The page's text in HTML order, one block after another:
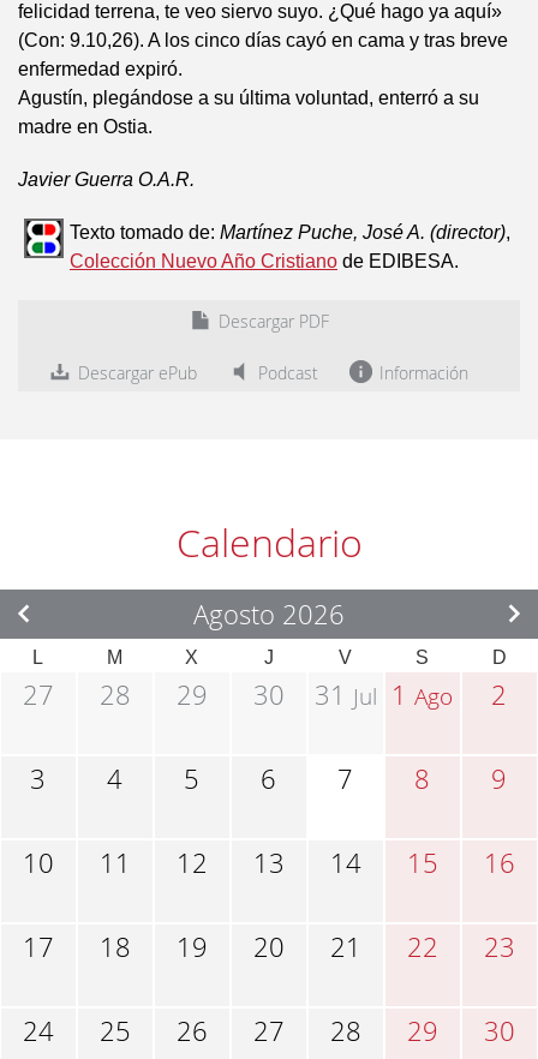
felicidad terrena, te veo siervo suyo. ¿Qué hago ya aquí»
(Con: 9.10,26). A los cinco días cayó en cama y tras breve
enfermedad expiró.
Agustín, plegándose a su última voluntad, enterró a su
madre en Ostia.
Javier Guerra O.A.R.
Texto tomado de: Martínez Puche, José A. (director),
Colección Nuevo Año Cristiano de EDIBESA.
Descargar PDF
Descargar ePub Podcast Información
Calendario
Agosto 2026
L M X J V S D
27 28 29 30 31 Jul 1Ago 2
3 4 5 6 7 8 9
10 11 12 13 14 15 16
17 18 19 20 21 22 23
24 25 26 27 28 29 30